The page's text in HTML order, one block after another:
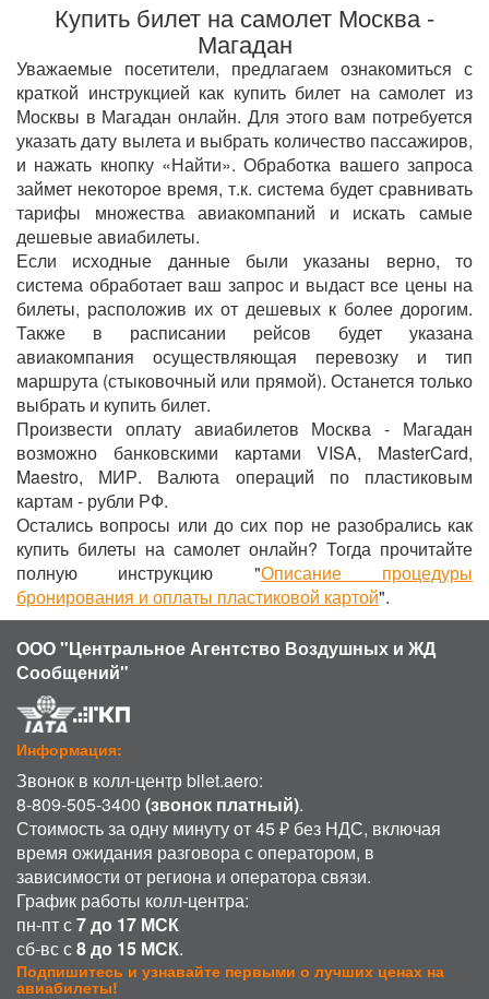
Купить билет на самолет Москва -
Магадан
Уважаемые посетители, предлагаем ознакомиться с
краткой инструкцией как купить билет на самолет из
Москвы в Магадан онлайн. Для этого вам потребуется
указать дату вылета и выбрать количество пассажиров,
и нажать кнопку «Найти». Обработка вашего запроса
займет некоторое время, т.к. система будет сравнивать
тарифы множества авиакомпаний и искать самые
дешевые авиабилеты.
Если исходные данные были указаны верно, то
система обработает ваш запрос и выдаст все цены на
билеты, расположив их от дешевых к более дорогим.
Также в расписании рейсов будет указана
авиакомпания осуществляющая перевозку и тип
маршрута (стыковочный или прямой). Останется только
выбрать и купить билет.
Произвести оплату авиабилетов Москва - Магадан
возможно банковскими картами VISA, MasterCard,
Maestro, МИР. Валюта операций по пластиковым
картам - рубли РФ.
Остались вопросы или до сих пор не разобрались как
купить билеты на самолет онлайн? Тогда прочитайте
полную инструкцию "Описание процедуры
бронирования и оплаты пластиковой картой".
ООО "Центральное Агентство Воздушных и ЖД
Сообщений"
Информация:
Звонок в колл-центр bilet.aero:
8-809-505-3400 (звонок платный).
Стоимость за одну минуту от 45 ₽ без НДС, включая
время ожидания разговора с оператором, в
зависимости от региона и оператора связи.
График работы колл-центра:
пн-пт с7 до 17 МСК
сб-вс с8 до 15 МСК.
Подпишитесь и узнавайте первыми о лучших ценах на
авиабилеты!